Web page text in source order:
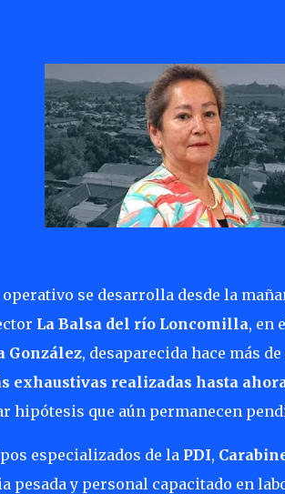
se desarrolla desde la
La Balsa del río Loncomilla, en
González, desaparecida hace más
exhaustivas realizadas hasta
hipótesis que aún permanecen
especializados de la PDI,
pesada y personal capacitado en